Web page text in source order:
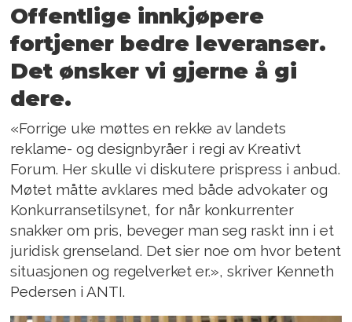
Offentlige innkjøpere
fortjener bedre leveranser.
Det ønsker vi gjerne å gi
dere.
«Forrige uke møttes en rekke av landets
reklame- og designbyråer i regi av Kreativt
Forum. Her skulle vi diskutere prispress i anbud.
Møtet måtte avklares med både advokater og
Konkurransetilsynet, for når konkurrenter
snakker om pris, beveger man seg raskt inn i et
juridisk grenseland. Det sier noe om hvor betent
situasjonen og regelverket er.», skriver Kenneth
Pedersen i ANTI.